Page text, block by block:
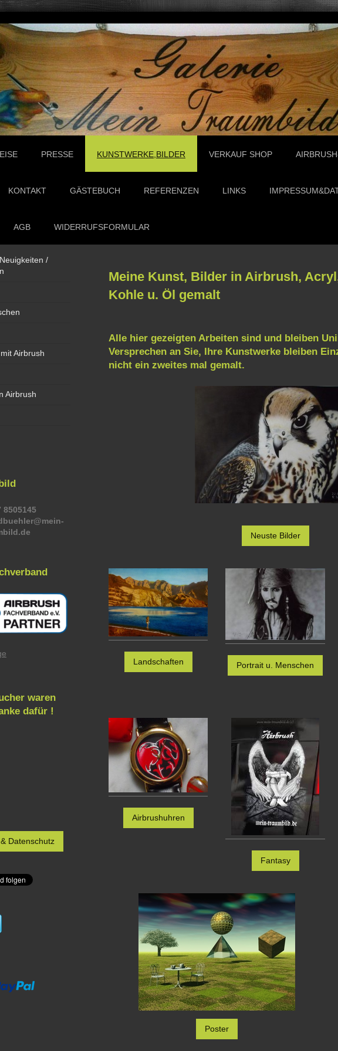
PRESSE KUNSTWERKE,BILDER VERKAUF SHOP
KONTAKT GÄSTEBUCH REFERENZEN LINKS
AGB WIDERRUFSFORMULAR
Meine Kunst, Bilder in Airbrush,
Kohle u. Öl gemalt
Alle hier gezeigten Arbeiten sind und bleiben
Versprechen an Sie, Ihre Kunstwerke bleiben
nicht ein zweites mal gemalt.
Neuste Bilder
Landschaften Portrait u. Menschen
Airbrushuhren
Fantasy
Poster
/
Airbrush
Airbrush
8505145
im
waren
dafür !
Datenschutz